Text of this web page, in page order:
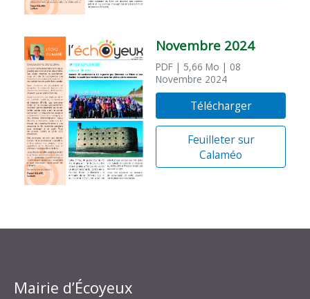
Novembre 2024
PDF | 5,66 Mo | 08
Novembre 2024
Télécharger
Feuilleter sur
Calaméo
Mairie d’Écoyeux